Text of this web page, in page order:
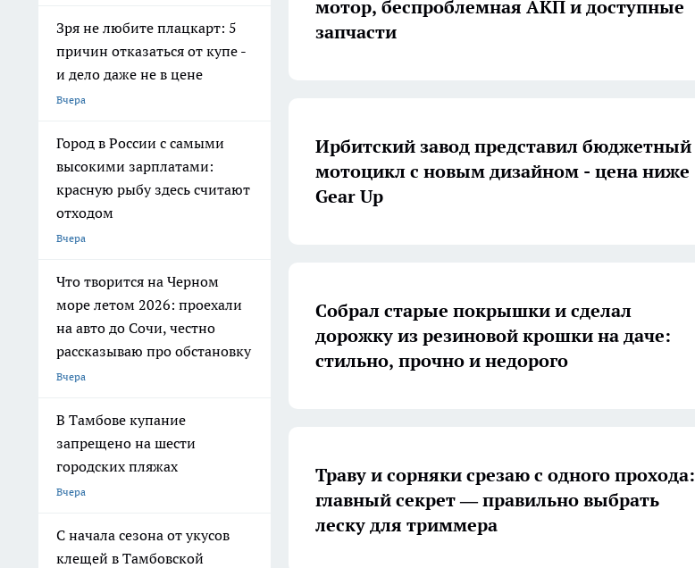
Зря не любите плацкарт: 5
причин отказаться от купе -
и дело даже не в цене
Вчера
Город в России с самыми
высокими зарплатами:
красную рыбу здесь считают
отходом
Вчера
Что творится на Черном
море летом 2026: проехали
на авто до Сочи, честно
рассказываю про обстановку
Вчера
В Тамбове купание
запрещено на шести
городских пляжах
Вчера
С начала сезона от укусов
клещей в Тамбовской
мотор, беспроблемная АКП и доступные
запчасти
Ирбитский завод представил бюджетный
мотоцикл с новым дизайном - цена ниже
Gear Up
Собрал старые покрышки и сделал
дорожку из резиновой крошки на даче:
стильно, прочно и недорого
Траву и сорняки срезаю с одного прохода:
главный секрет — правильно выбрать
леску для триммера